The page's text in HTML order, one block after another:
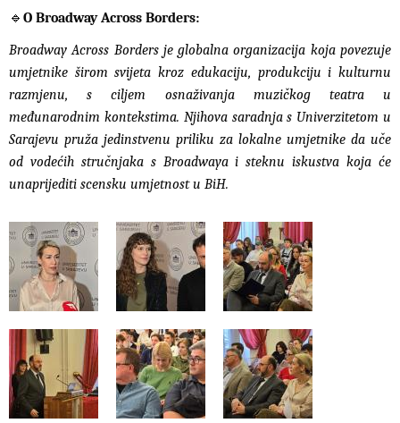
🔹 O Broadway Across Borders:
Broadway Across Borders je globalna organizacija koja povezuje
umjetnike širom svijeta kroz edukaciju, produkciju i kulturnu
razmjenu, s ciljem osnaživanja muzičkog teatra u
međunarodnim kontekstima. Njihova saradnja s Univerzitetom u
Sarajevu pruža jedinstvenu priliku za lokalne umjetnike da uče
od vodećih stručnjaka s Broadwaya i steknu iskustva koja će
unaprijediti scensku umjetnost u BiH.